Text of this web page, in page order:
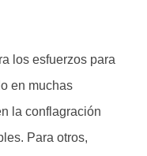
los esfuerzos para
en muchas
la conflagración
Para otros,